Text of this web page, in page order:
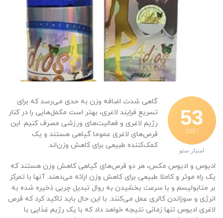
53
/ 100
امتیاز سئو
گاهی شدت اضافه وزن به حدی می‌رسد که برای
تسریع فرایند لاغری، بهتر است مکمل‌هایی را در کنار
رژیم لاغری و فعالیت‌های ورزشی مصرف کنیم. این
قرص‌های لاغری عموما گیاهی هستند و یک
کمک‌کننده طبیعی برای کاهش وزن‌اند.
ادیوس و ادیوس مکس، هر دو قرص‌های گیاهی کاهش وزن هستند که
یک راه موثر و کاملا طبیعی برای کاهش وزن ارائه می‌دهند. آنها با تمرکز
بر متابولیسم و با سرعت بخشیدن به روال تبدیل چربی ذخیره شده به
انرژی و سوزاندن کالری عمل می‌کنند. با این حال باید تاکید کرد که قرص
لاغری ادیوس تنها زمانی نتیجه خواهد داد که با یک رژیم غذایی با